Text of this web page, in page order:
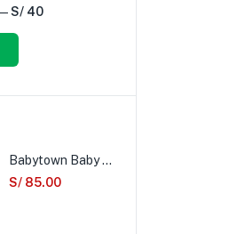
—S/ 40
Babytown Baby Record Book
S/ 85.00